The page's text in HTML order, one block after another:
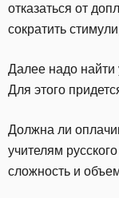
отказаться от
сократить
Далее надо
Для этого
Должна ли
учителям
сложность и